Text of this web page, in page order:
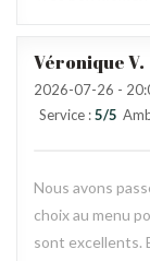
VéroniqueV
2026-07-26 -
Service :5/5
Nous avons
choix au menu
sont excellents.